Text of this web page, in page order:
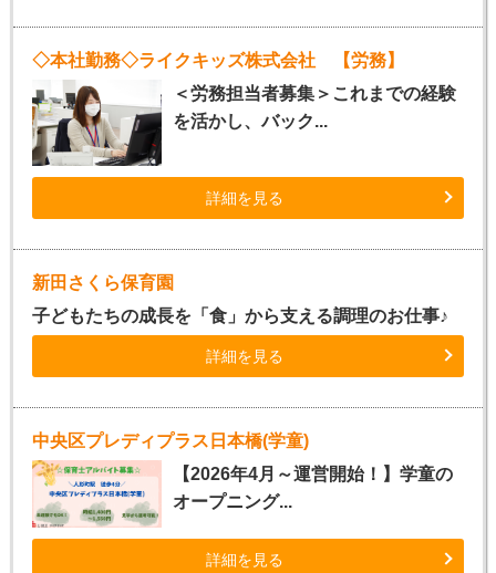
◇本社勤務◇ライクキッズ株式会社 【労務】
＜労務担当者募集＞これまでの経験
を活かし、バック...
詳細を見る
新田さくら保育園
子どもたちの成長を「食」から支える調理のお仕事♪
詳細を見る
中央区プレディプラス日本橋(学童)
【2026年4月～運営開始！】学童の
オープニング...
詳細を見る